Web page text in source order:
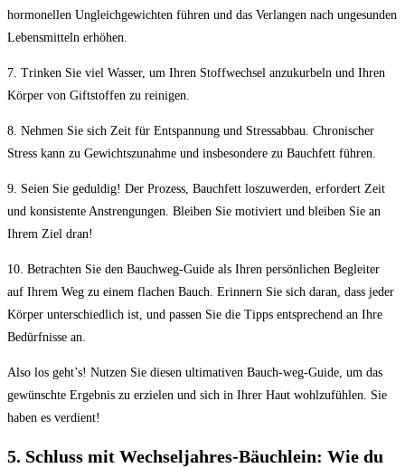
hormonellen Ungleichgewichten führen und das Verlangen nach ungesunden
Lebensmitteln erhöhen.
7. ⁤Trinken Sie viel Wasser,⁢ um Ihren Stoffwechsel anzukurbeln und Ihren
Körper von Giftstoffen zu reinigen.
8. ⁤Nehmen Sie sich Zeit für Entspannung⁢ und Stressabbau. Chronischer
Stress kann ​zu Gewichtszunahme und insbesondere ‍zu Bauchfett führen.
9. Seien Sie geduldig! Der Prozess,​ Bauchfett loszuwerden, erfordert Zeit
und konsistente ⁤Anstrengungen. Bleiben​ Sie motiviert und bleiben Sie an
Ihrem Ziel dran!
10. Betrachten ​Sie ⁤den Bauchweg-Guide als Ihren persönlichen Begleiter
auf Ihrem Weg zu einem flachen Bauch. Erinnern Sie sich daran, dass ‍jeder
Körper unterschiedlich ist, und passen⁣ Sie die Tipps entsprechend ‍an Ihre
‍Bedürfnisse an.
Also los​ geht’s! Nutzen Sie diesen ultimativen Bauch-weg-Guide, um das
gewünschte Ergebnis zu erzielen und sich in ​Ihrer Haut wohlzufühlen. Sie
haben es verdient!
5. Schluss mit Wechseljahres-Bäuchlein: Wie du